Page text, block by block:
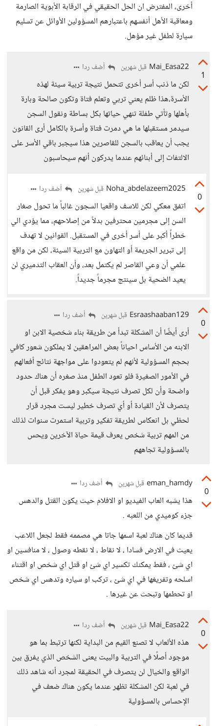
أخرى، المفترض ان الحل الحقيقي في الرقابة الأبوية الصارمة
ومعاقبة الأهل أنفسهم باعتبارهم المسؤولين الأوائل عن تسليم
سيارة لطفل غير مؤهل.
1
Mai_Easa22 قبل شهرين أضف ردا
لكن ما ذنب أسر أخرى تتحمل نتيجة تربية سيئة لهذه
الأسرة،هذا ظلم يعني تربي وتعلم فتاة وتكون صالحة وبارة
بأهلها وتأتي طفلة تنهي حياتها بكل بساطة ونقول السجن
سيدمر مستقبلها ما هي دمرت فتاة وأسرة بالكامل أرى القانون
يجب أن يعاقب بالسجن للقاصرين هذا سيجبر باقي الأسر على
الالتفات إلى أبنائهم عندما يدركون أنهم سيحاسبون
0
Noha_abdelazeem2025 قبل شهرين أضف ردا
اتفق معكي لكن للاسف واقعيا السجون غالباً ما تحول صغار
السن إلى مجرمين محترفين بدلاً من إصلاحهم، مما يؤدي الي
خطراً أكبر على أسر أخرى في المستقبل. القوانين لا تهدف
إلى تبرير الجريمة أو التهاون مع التربية السيئة، لكن من واقع
علمي أن وعي القاصر لم يكتمل بعد، وأن العقاب التدميري لن
يعيد الضحية بل سينتج مجرماً جديداً.
0
Esraashaaban129 قبل شهرين أضف ردا
أرى أيضًا أن المشكلة تبدأ من طريقة بناء شخصية الابن او
الابنه من الأساس احياناً بعض المراهقين لا يملكون شعور كافي
بحجم المسؤولية لأنهم لم يتعودوا على مواجهة نتائج أفعالهم
في الأمور الصغيرة فلو تعود الطفل منذ صغره أن هناك حدود
واضحة وأن لكل تصرف نتيجة سيكبر وهو يفكر قبل أن
يتصرف لأن القيادة أو أي تصرف خطير ليست مجرد قرار
لحظي بل انعكاس لطريقة تفكير وتربية استمرت سنوات لذلك
من المهم تربية شخص يعرف قيمة حياة الآخرين ويحس
بالمسؤولية تجاههم
0
eman_hamdy قبل شهرين أضف ردا
هذا يشبه العاب الفيديو او الافلام حيث يكون القتل والدهس
جزء كوميدي من اللعبه .
قديما كان هناك لعبة اسمها جاتا هي مصممه فقط لجعل اللاعب
يعيث في الارض فسادا ، لا نقاط ، لا نقطه وصول ، لا منافسين او
اي شئ ، فقط يمكنك تكسير اي شئ او قتل اي شخص او اقتناء
اسلحه وتفريغها في اي شئ ، تركب او سياره وتدهس اي شخص
او تحطمها وتبحث عن غيرها .
0
Mai_Easa22 قبل شهرين أضف ردا
هذه الألعاب لا تصنع القيم من البداية لكنها ترتبط بما هو
موجود أصلًا في التربية والبيت يعنى الشخص الذي يفرق بين
الواقع والخيال لن يتصرف في الحقيقة لمجرد أنه شاهد ذلك
في لعبة لكن المشكلة تظهر عندما يكون هناك ضعف في
الإحساس بالمسؤولية